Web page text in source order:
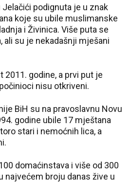
podignuta je u znak
koje su ubile muslimanske
i Živinica. Više puta se
ali su je nekadašnji mješani
2011. godine, a prvi put je
nisu otkriveni.
BiH su na pravoslavnu Novu
godine ubile 17 mještana
stari i nemoćnih lica, a
domaćinstava i više od 300
najvećem broju danas žive u